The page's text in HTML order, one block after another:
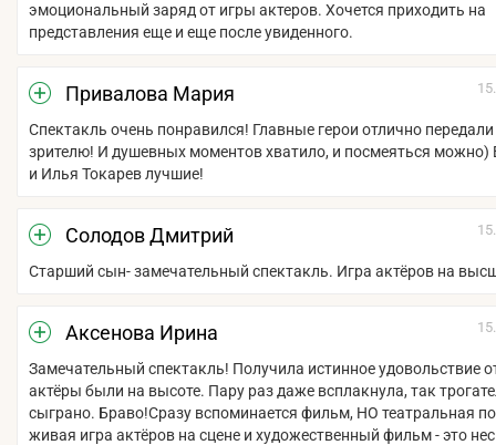
эмоциональный заряд от игры актеров. Хочется приходить на
представления еще и еще после увиденного.
Привалова Мария
Спектакль очень понравился! Главные герои отлично
зрителю! И душевных моментов хватило, и посмеяться можно)
и Илья Токарев лучшие!
Солодов Дмитрий
Старший сын- замечательный спектакль. Игра актёров на
Аксенова Ирина
Замечательный спектакль! Получила истинное удовольствие
актёры были на высоте. Пару раз даже всплакнула, так
сыграно. Браво!Сразу вспоминается фильм, НО театральная
живая игра актёров на сцене и художественный фильм - это